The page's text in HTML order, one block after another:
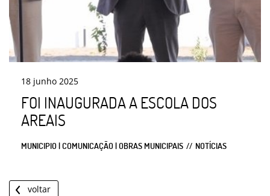
18 junho 2025
FOI INAUGURADA A ESCOLA DOS
AREAIS
MUNICIPIO | COMUNICAÇÃO | OBRAS MUNICIPAIS NOTÍCIAS
voltar